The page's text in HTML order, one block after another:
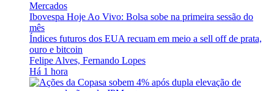
Mercados
Ibovespa Hoje Ao Vivo: Bolsa sobe na primeira sessão do
mês
Índices futuros dos EUA recuam em meio a sell off de prata,
ouro e bitcoin
Felipe Alves, Fernando Lopes
Há 1 hora